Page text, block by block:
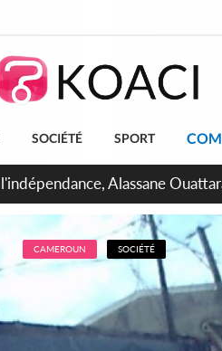
SOCIÉTÉ SPORT
Bah admire le modèle
CAMEROUN SOCIÉTÉ